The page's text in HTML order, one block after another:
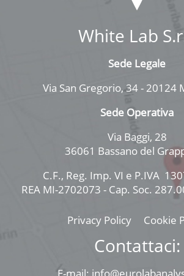
White Lab
Sede Legale
Via San Gregorio, 34 - 20124
Sede Operativa
Via Baggi, 28
36061 Bassano del
C.F., Reg. Imp. VI e P.IVA
REA MI-2702073 - Cap. Soc.
Privacy Policy Cookie
Contattaci: